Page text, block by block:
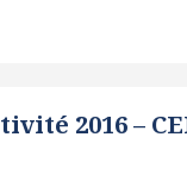
2016 –